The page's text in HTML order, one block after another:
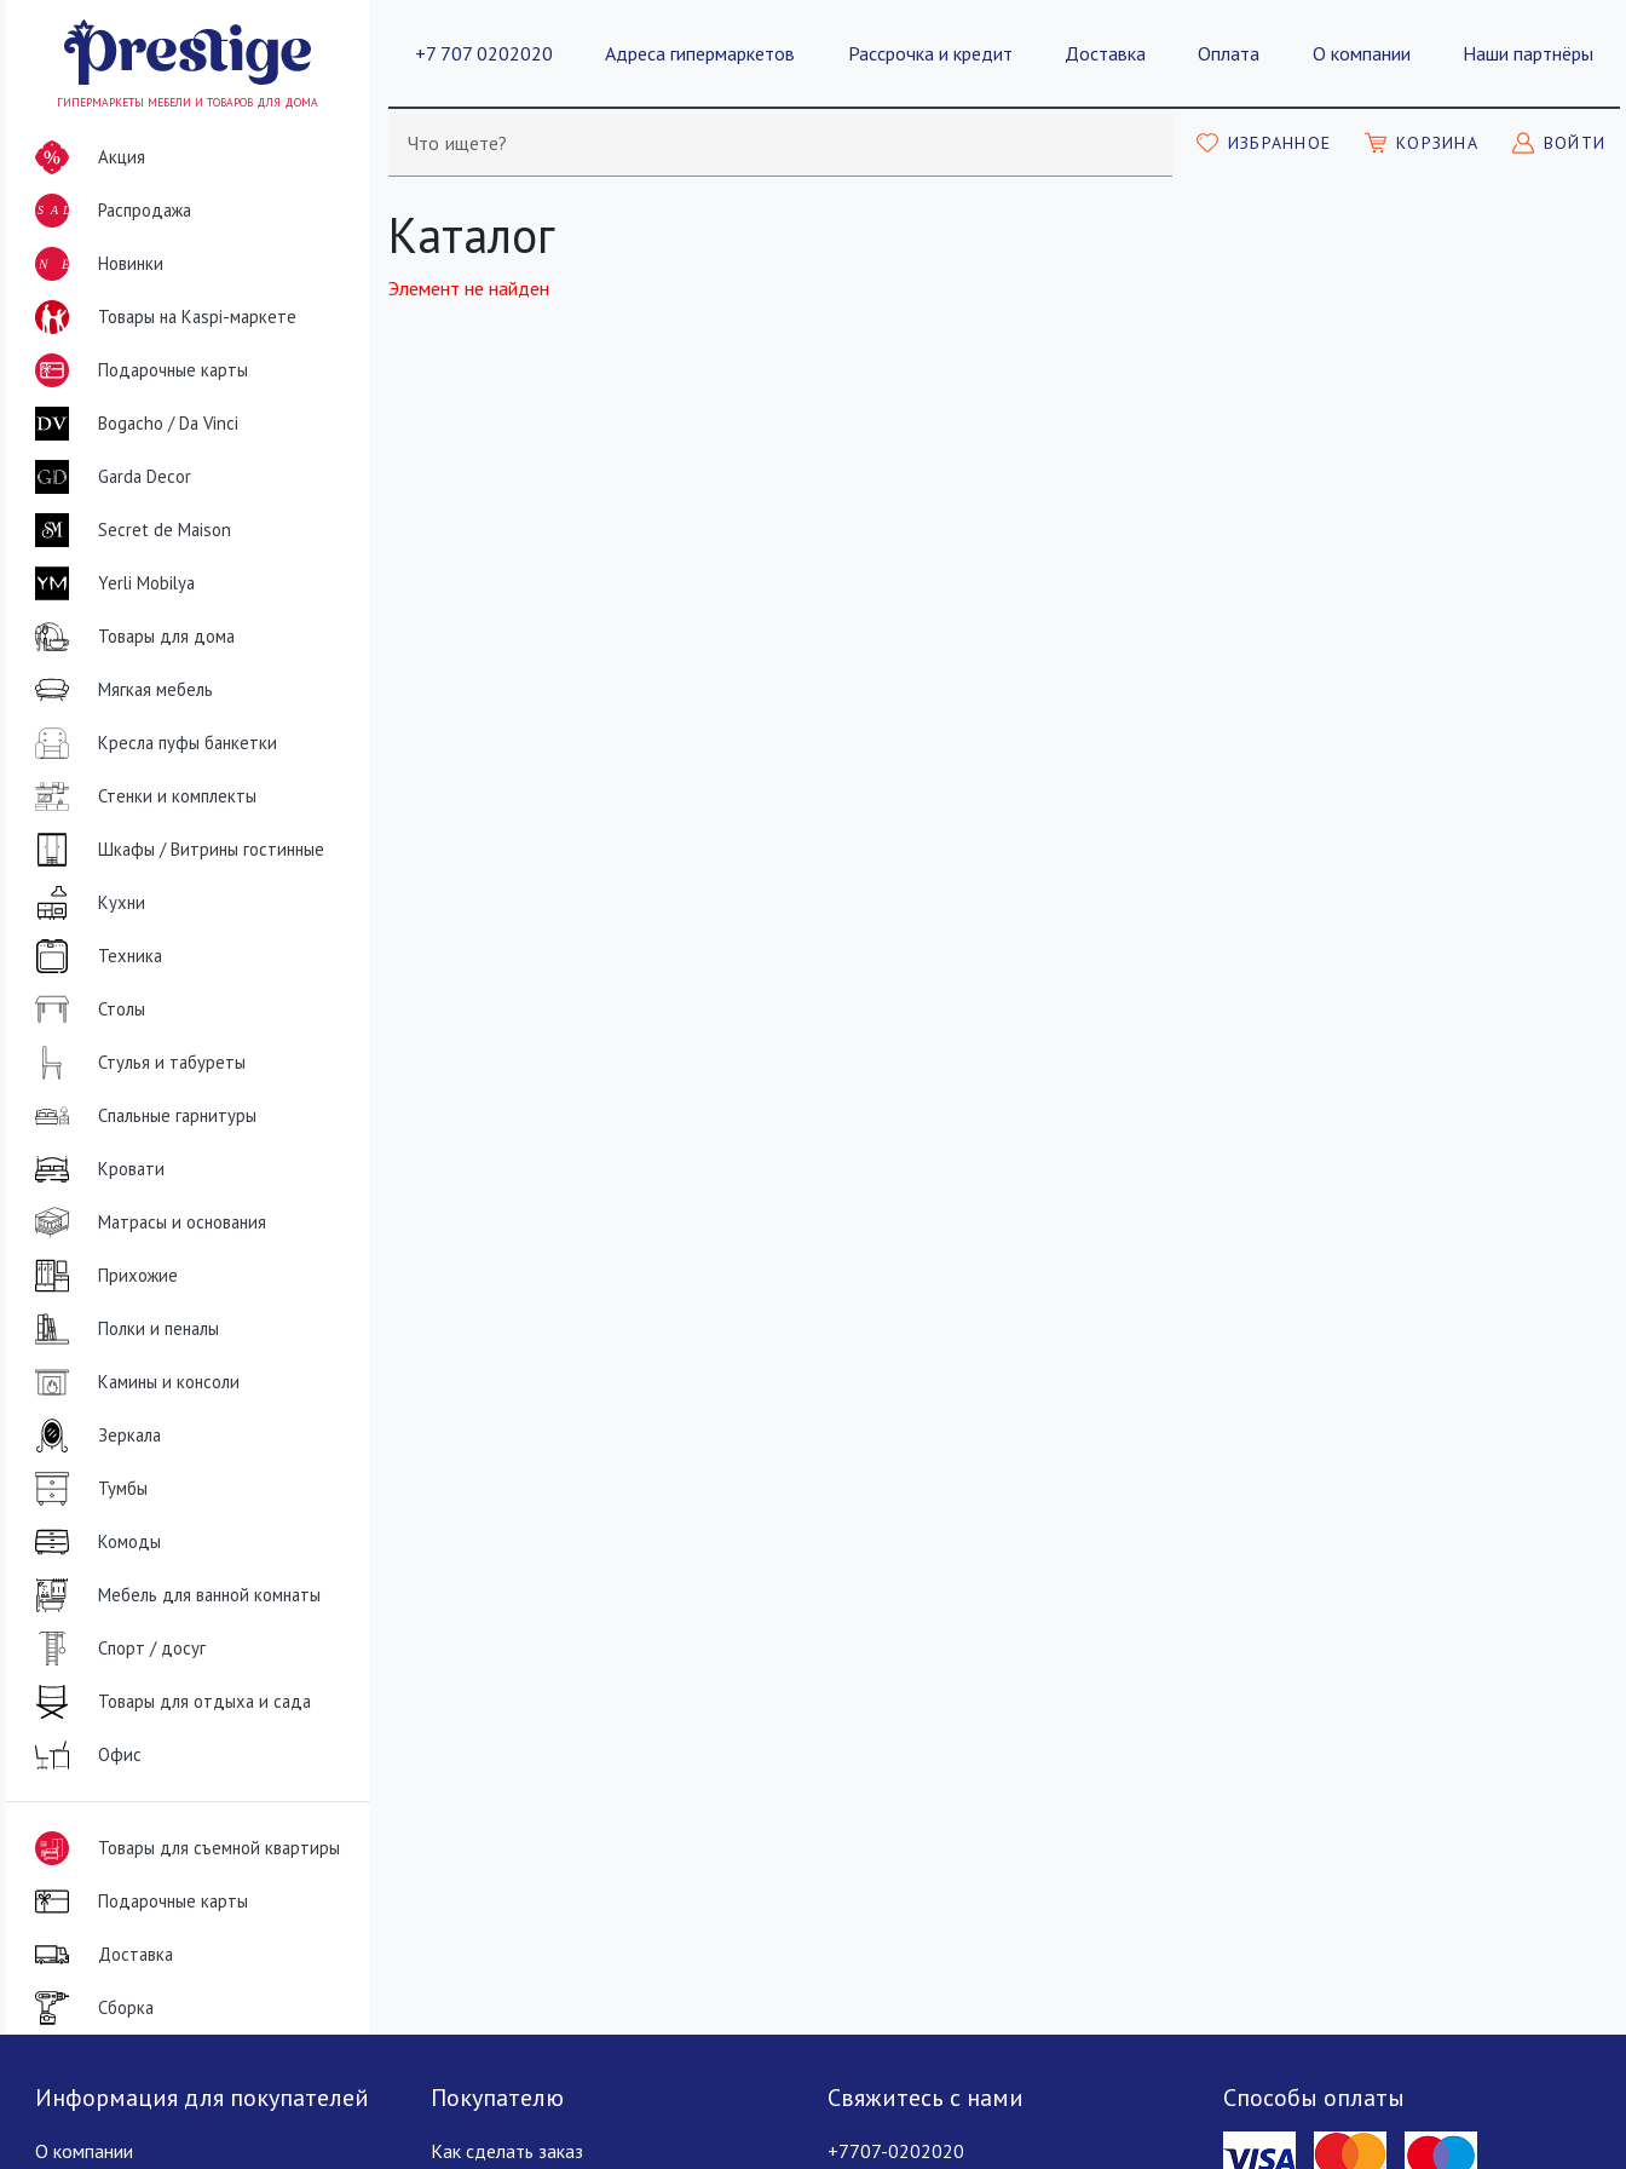
+7 707 0202020 Адреса гипермаркетов Рассрочка и кредит Доставка Оплата О компании Наши партнёры
Что ищете? ИЗБРАННОЕ КОРЗИНА ВОЙТИ
ГИПЕРМАРКЕТЫ МЕБЕЛИ И ТОВАРОВ ДЛЯ ДОМА
Акция
SALE Распродажа
NEWНовинки
Товары на Kaspi-маркете
Подарочные карты
Bogacho / Da Vinci
Garda Decor
Secret de Maison
Yerli Mobilya
Товары для дома
Мягкая мебель
Кресла пуфы банкетки
Стенки и комплекты
Шкафы / Витрины гостинные
Кухни
Техника
Столы
Стулья и табуреты
Спальные гарнитуры
Кровати
Матрасы и основания
Прихожие
Полки и пеналы
Камины и консоли
Зеркала
Тумбы
Комоды
Мебель для ванной комнаты
Спорт / досуг
Товары для отдыха и сада
Офис
Товары для съемной квартиры
Подарочные карты
Доставка
Сборка
Каталог
Элемент не найден
Информация для покупателей
О компании
Покупателю
Как сделать заказ
Свяжитесь с нами
+7707-0202020
Способы оплаты